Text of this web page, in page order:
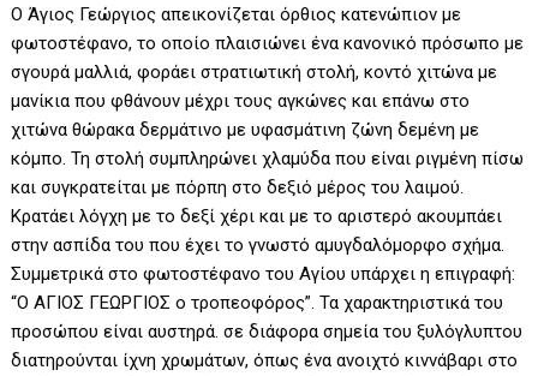
Ο Άγιος Γεώργιος απεικονίζεται όρθιος κατενώπιον με
φωτοστέφανο, το οποίο πλαισιώνει ένα κανονικό πρόσωπο με
σγουρά μαλλιά, φοράει στρατιωτική στολή, κοντό χιτώνα με
μανίκια που φθάνουν μέχρι τους αγκώνες και επάνω στο
χιτώνα θώρακα δερμάτινο με υφασμάτινη ζώνη δεμένη με
κόμπο. Τη στολή συμπληρώνει χλαμύδα που είναι ριγμένη πίσω
και συγκρατείται με πόρπη στο δεξιό μέρος του λαιμού.
Κρατάει λόγχη με το δεξί χέρι και με το αριστερό ακουμπάει
στην ασπίδα του που έχει το γνωστό αμυγδαλόμορφο σχήμα.
Συμμετρικά στο φωτοστέφανο του Αγίου υπάρχει η επιγραφή:
“Ο ΑΓΙΟΣ ΓΕΩΡΓΙΟΣ ο τροπεοφόρος”. Τα χαρακτηριστικά του
προσώπου είναι αυστηρά. σε διάφορα σημεία του ξυλόγλυπτου
διατηρούνται ίχνη χρωμάτων, όπως ένα ανοιχτό κιννάβαρι στο